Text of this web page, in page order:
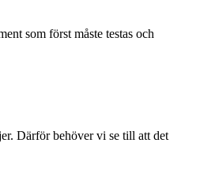
som först måste testas och
Därför behöver vi se till att det